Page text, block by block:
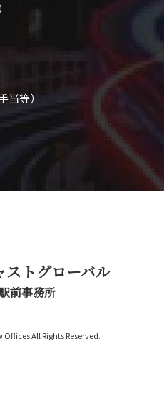
当等）
ストグローバル
前事務所
All Rights Reserved.